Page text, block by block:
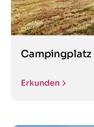
Erkunden